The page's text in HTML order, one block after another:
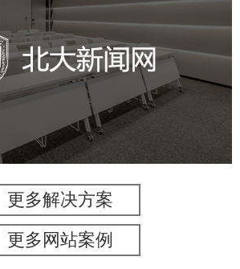
北外新闻网
品牌官网 高校
学校网站建设
教育网站建设
更多解决方案
更多网站案例